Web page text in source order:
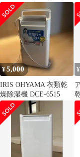
ヤマ 衣類乾燥除湿機
2022年製
¥5,000
IRIS OHYAMA 衣類乾
燥除湿機 DCE-6515
¥